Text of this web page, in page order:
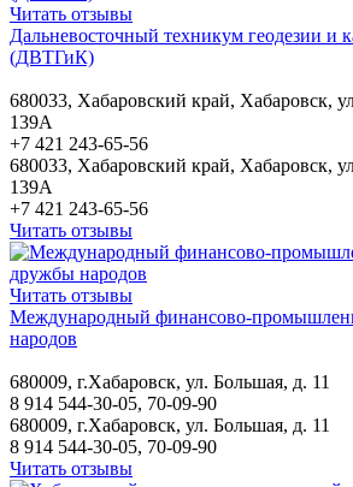
Читать отзывы
Дальневосточный техникум геодезии и
(ДВТГиК)
680033, Хабаровский край, Хабаровск,
139А
+7 421 243-65-56
680033, Хабаровский край, Хабаровск,
139А
+7 421 243-65-56
Читать отзывы
Читать отзывы
Международный финансово-
народов
680009, г.Хабаровск, ул. Большая, д. 11
8 914 544-30-05, 70-09-90
680009, г.Хабаровск, ул. Большая, д. 11
8 914 544-30-05, 70-09-90
Читать отзывы